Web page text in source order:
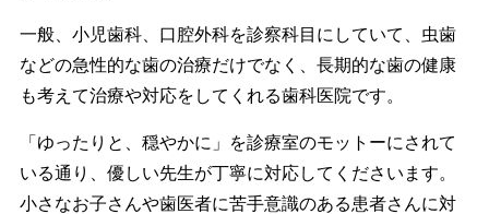
一般、小児歯科、口腔外科を診察科目にしていて、虫歯
などの急性的な歯の治療だけでなく、長期的な歯の健康
も考えて治療や対応をしてくれる歯科医院です。
「ゆったりと、穏やかに」を診療室のモットーにされて
いる通り、優しい先生が丁寧に対応してくださいます。
小さなお子さんや歯医者に苦手意識のある患者さんに対